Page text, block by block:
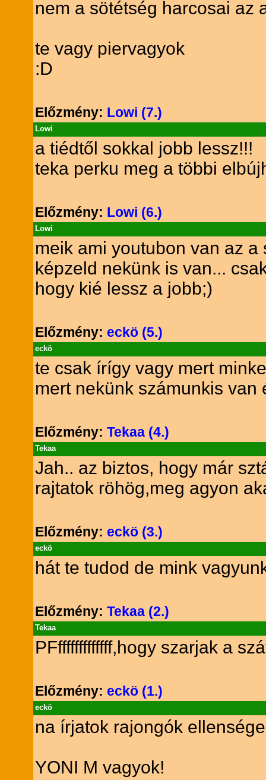
nem a sötétség harcosai az
te vagy piervagyok
:D
Előzmény: Lowi (7.)
Lowi
a tiédtől sokkal jobb lessz!!!
teka perku meg a többi
Előzmény: Lowi (6.)
Lowi
meik ami youtubon van az
képzeld nekünk is van...
hogy kié lessz a jobb;)
Előzmény: eckö (5.)
eckö
te csak írígy vagy mert
mert nekünk számunkis van
Előzmény: Tekaa (4.)
Tekaa
Jah.. az biztos, hogy már
rajtatok röhög,meg agyon
Előzmény: eckö (3.)
eckö
hát te tudod de mink
Előzmény: Tekaa (2.)
Tekaa
PFfffffffffffff,hogy szarjak a
Előzmény: eckö (1.)
eckö
na írjatok rajongók
YONI M vagyok!